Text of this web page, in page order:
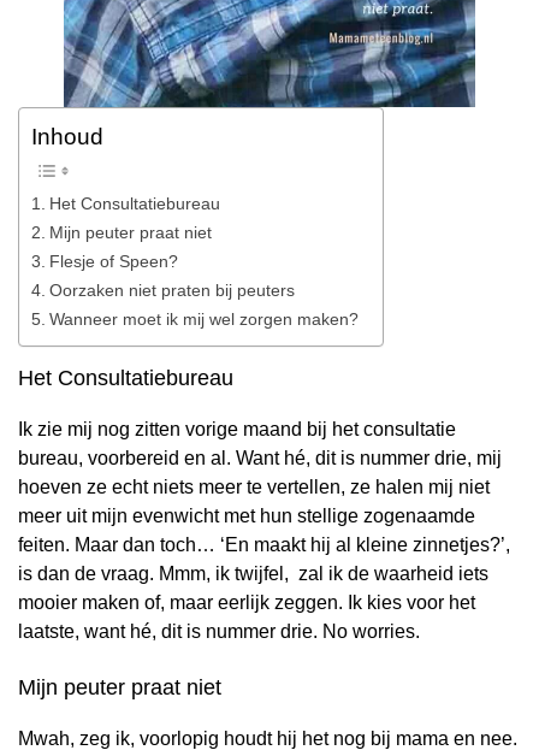
Inhoud
Het Consultatiebureau
Mijn peuter praat niet
Flesje of Speen?
Oorzaken niet praten bij peuters
Wanneer moet ik mij wel zorgen maken?
Het Consultatiebureau
Ik zie mij nog zitten vorige maand bij het consultatie
bureau, voorbereid en al. Want hé, dit is nummer drie, mij
hoeven ze echt niets meer te vertellen, ze halen mij niet
meer uit mijn evenwicht met hun stellige zogenaamde
feiten. Maar dan toch… ‘En maakt hij al kleine zinnetjes?’,
is dan de vraag. Mmm, ik twijfel, zal ik de waarheid iets
mooier maken of, maar eerlijk zeggen. Ik kies voor het
laatste, want hé, dit is nummer drie. No worries.
Mijn peuter praat niet
Mwah, zeg ik, voorlopig houdt hij het nog bij mama en nee.